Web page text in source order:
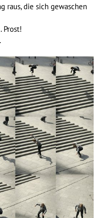
raus, die sich gewaschen
.